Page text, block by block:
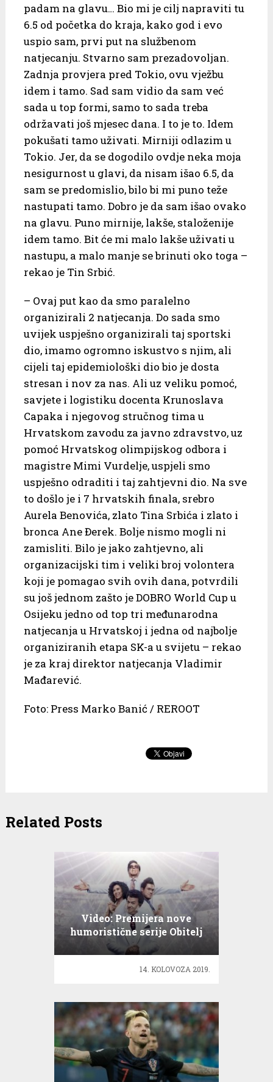
padam na glavu… Bio mi je cilj napraviti tu
6.5 od početka do kraja, kako god i evo
uspio sam, prvi put na službenom
natjecanju. Stvarno sam prezadovoljan.
Zadnja provjera pred Tokio, ovu vježbu
idem i tamo. Sad sam vidio da sam već
sada u top formi, samo to sada treba
održavati još mjesec dana. I to je to. Idem
pokušati tamo uživati. Mirniji odlazim u
Tokio. Jer, da se dogodilo ovdje neka moja
nesigurnost u glavi, da nisam išao 6.5, da
sam se predomislio, bilo bi mi puno teže
nastupati tamo. Dobro je da sam išao ovako
na glavu. Puno mirnije, lakše, staloženije
idem tamo. Bit će mi malo lakše uživati u
nastupu, a malo manje se brinuti oko toga –
rekao je Tin Srbić.
– Ovaj put kao da smo paralelno
organizirali 2 natjecanja. Do sada smo
uvijek uspješno organizirali taj sportski
dio, imamo ogromno iskustvo s njim, ali
cijeli taj epidemiološki dio bio je dosta
stresan i nov za nas. Ali uz veliku pomoć,
savjete i logistiku docenta Krunoslava
Capaka i njegovog stručnog tima u
Hrvatskom zavodu za javno zdravstvo, uz
pomoć Hrvatskog olimpijskog odbora i
magistre Mimi Vurdelje, uspjeli smo
uspješno odraditi i taj zahtjevni dio. Na sve
to došlo je i 7 hrvatskih finala, srebro
Aurela Benovića, zlato Tina Srbića i zlato i
bronca Ane Đerek. Bolje nismo mogli ni
zamisliti. Bilo je jako zahtjevno, ali
organizacijski tim i veliki broj volontera
koji je pomagao svih ovih dana, potvrdili
su još jednom zašto je DOBRO World Cup u
Osijeku jedno od top tri međunarodna
natjecanja u Hrvatskoj i jedna od najbolje
organiziranih etapa SK-a u svijetu – rekao
je za kraj direktor natjecanja Vladimir
Mađarević.
Foto: Press Marko Banić / REROOT
Related Posts
Video: Premijera nove
humoristične serije Obitelj
pravednika
14. KOLOVOZA 2019.